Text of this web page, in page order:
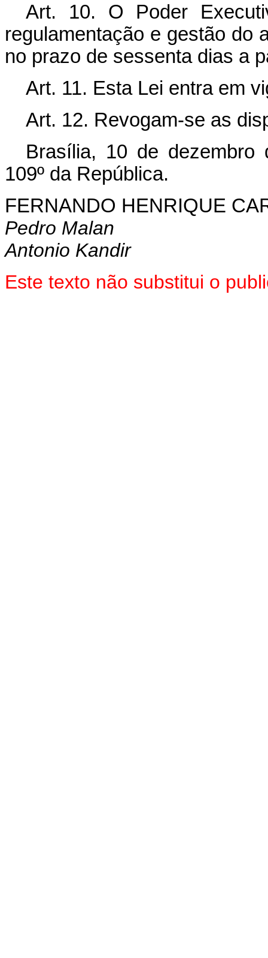
Art. 10. O Poder
regulamentação e gestão do
no prazo de sessenta dias a
Art. 11. Esta Lei entra em
Art. 12. Revogam-se as
Brasília, 10 de dezembro
109º da República.
FERNANDO HENRIQUE
Pedro Malan
Antonio Kandir
Este texto não substitui o